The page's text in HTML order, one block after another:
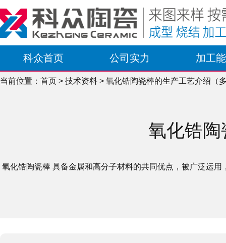
科众首页 公司实力 加工
当前位置： 首页 > 技术资料 > 氧化锆陶瓷棒的生产工艺介绍（
氧化锆
氧化锆陶瓷棒 具备金属和高分子材料的共同优点，被广泛运